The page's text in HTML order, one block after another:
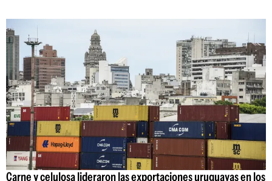
Carne y celulosa lideraron las exportaciones uruguayas en los